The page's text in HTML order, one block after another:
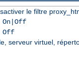
le filtre
On|Off
Off
serveur virtuel,